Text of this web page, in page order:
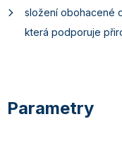
složení obohacené
která podporuje